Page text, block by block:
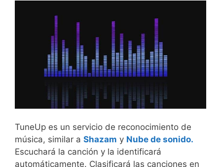
TuneUp es un servicio de reconocimiento de
música, similar a Shazam y Nube de sonido.
Escuchará la canción y la identificará
automáticamente. Clasificará las canciones en